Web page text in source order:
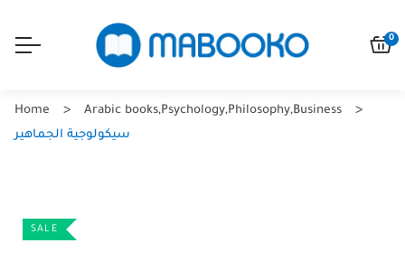
0
Home Arabic books,Psychology,Philosophy,Business
سيكولوجية الجماهير
SALE